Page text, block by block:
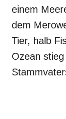
einem
dem
Tier, halb
Ozean